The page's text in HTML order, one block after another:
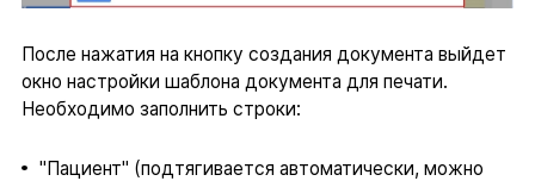
После нажатия на кнопку создания документа выйдет
окно настройки шаблона документа для печати.
Необходимо заполнить строки:
"Пациент" (подтягивается автоматически, можно